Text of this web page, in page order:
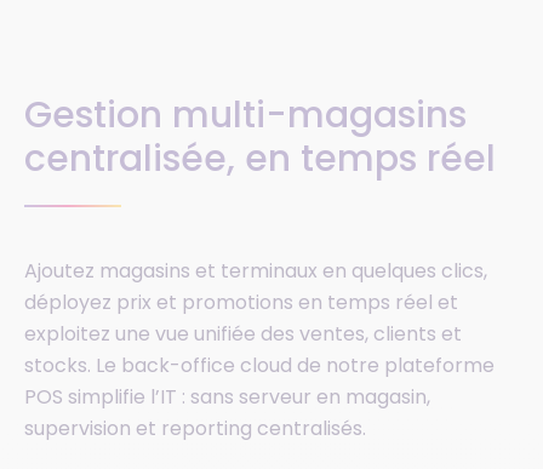
Gestion multi-magasins
centralisée, en temps réel
Ajoutez magasins et terminaux en quelques clics,
déployez prix et promotions en temps réel et
exploitez une vue unifiée des ventes, clients et
stocks. Le back-office cloud de notre plateforme
POS simplifie l’IT : sans serveur en magasin,
supervision et reporting centralisés.